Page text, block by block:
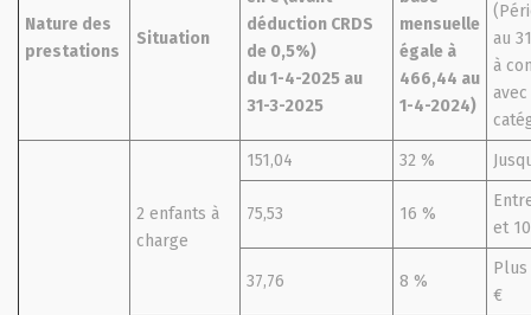
Nature des
prestations
Situation
déduction CRDS
de 0,5%)
du 1-4-2025 au
31-3-2025
mensuelle
égale à
466,44 au
1-4-2024)
au
à
2 enfants à
charge
151,04 32 %
75,53 16 %
et
37,76 8 %
€